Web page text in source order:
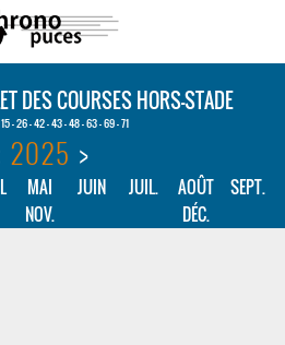
DES COURSES HORS-STADE
- 26 - 42 - 43 - 48 - 63 - 69 - 71
2025 >
MAI JUIN JUIL. AOÛT
SEPT.
NOV. DÉC.